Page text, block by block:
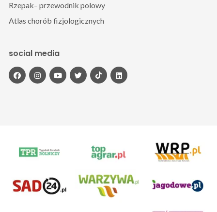
Rzepak– przewodnik polowy
Atlas chorób fizjologicznych
social media